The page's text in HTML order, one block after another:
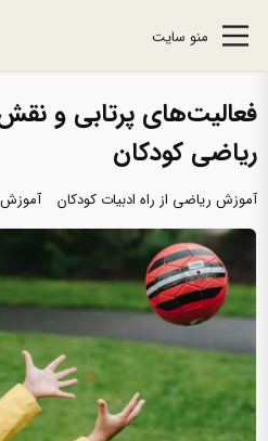
منو سایت
فعالیت‌های پرتابی و
ریاضی کودکان
آموزش ریاضی از راه ادبیات کودکان